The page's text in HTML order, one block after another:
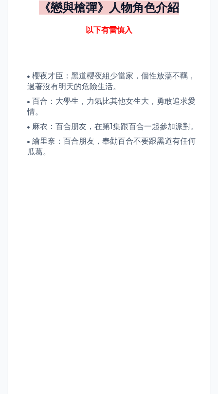
《戀與槍彈》人物角色介紹
以下有雷慎入
櫻夜才臣：黑道櫻夜組少當家，個性放蕩不羈，
過著沒有明天的危險生活。
百合：大學生，力氣比其他女生大，勇敢追求愛
情。
麻衣：百合朋友，在第1集跟百合一起參加派對。
繪里奈：百合朋友，奉勸百合不要跟黑道有任何
瓜葛。